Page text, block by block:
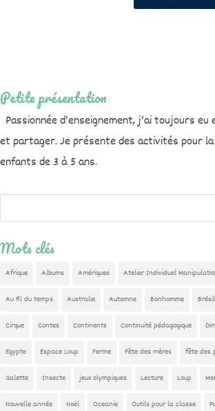
Petite présentation
Passionnée d’enseignement, j’ai toujours
et partager. Je présente des activités pour
enfants de 3 à 5 ans.
Mots clés
Afrique Albums Amériques Atelier Individuel
Au fil du temps Australie Automne Bonhomme Brésil
Cirque Contes Continents Continuité pédagogique
Egypte Espace Loup Ferme Fête des mères fête des
Galette Insecte jeux olympiques Lecture Loup
Nouvelle année Noël Oceanie Outils pour la classe